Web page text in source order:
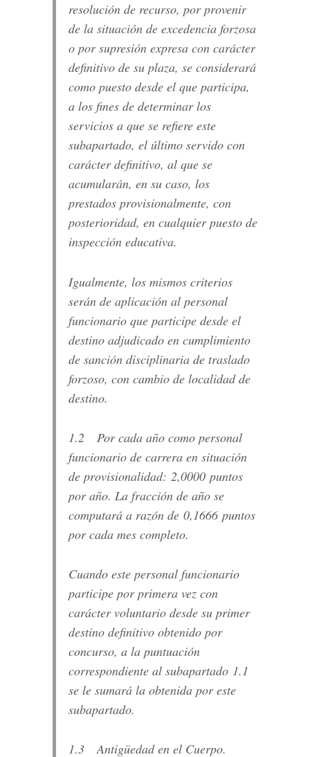
resolución de recurso, por provenir
de la situación de excedencia forzosa
o por supresión expresa con carácter
definitivo de su plaza, se considerará
como puesto desde el que participa,
a los fines de determinar los
servicios a que se refiere este
subapartado, el último servido con
carácter definitivo, al que se
acumularán, en su caso, los
prestados provisionalmente, con
posterioridad, en cualquier puesto de
inspección educativa.
Igualmente, los mismos criterios
serán de aplicación al personal
funcionario que participe desde el
destino adjudicado en cumplimiento
de sanción disciplinaria de traslado
forzoso, con cambio de localidad de
destino.
1.2 Por cada año como personal
funcionario de carrera en situación
de provisionalidad: 2,0000 puntos
por año. La fracción de año se
computará a razón de 0,1666 puntos
por cada mes completo.
Cuando este personal funcionario
participe por primera vez con
carácter voluntario desde su primer
destino definitivo obtenido por
concurso, a la puntuación
correspondiente al subapartado 1.1
se le sumará la obtenida por este
subapartado.
1.3 Antigüedad en el Cuerpo.